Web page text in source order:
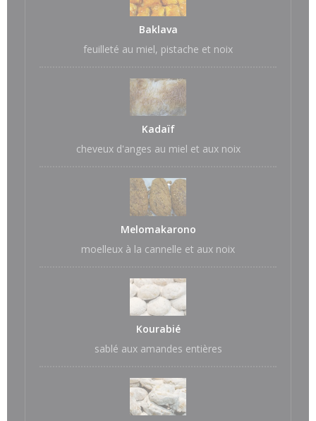
Baklava
feuilleté au miel, pistache et noix
Kadaïf
cheveux d'anges au miel et aux noix
Melomakarono
moelleux à la cannelle et aux noix
Kourabié
sablé aux amandes entières